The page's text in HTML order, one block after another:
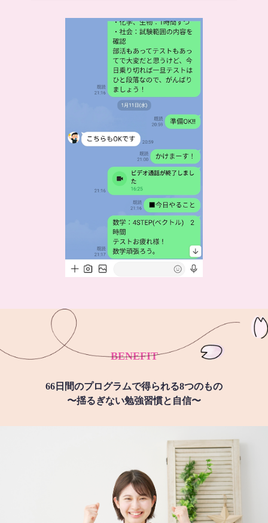
BENEFIT
66日間のプログラムで得られる8つのもの
〜揺るぎない勉強習慣と自信〜